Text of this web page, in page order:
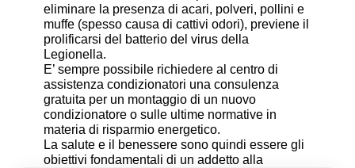
eliminare la presenza di acari, polveri, pollini e
muffe (spesso causa di cattivi odori), previene il
prolificarsi del batterio del virus della
Legionella.
E’ sempre possibile richiedere al centro di
assistenza condizionatori una consulenza
gratuita per un montaggio di un nuovo
condizionatore o sulle ultime normative in
materia di risparmio energetico.
La salute e il benessere sono quindi essere gli
obiettivi fondamentali di un addetto alla